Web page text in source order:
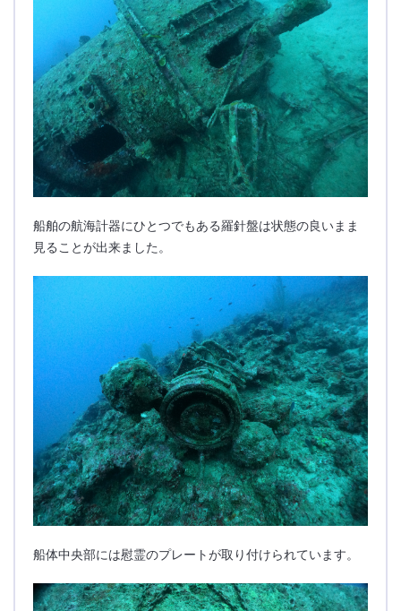
船舶の航海計器にひとつでもある羅針盤は状態の良いまま
見ることが出来ました。
船体中央部には慰霊のプレートが取り付けられています。